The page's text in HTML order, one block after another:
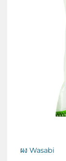
ผง Wasabi